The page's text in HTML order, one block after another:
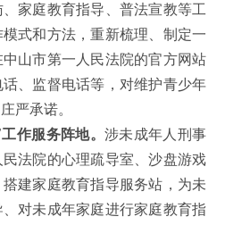
家庭教育指导、普法宣教等工
式和方法，重新梳理、制定一
山市第一人民法院的官方网站
、监督电话等，对维护青少年
严承诺。
作服务阵地。 涉未成年人刑事
法院的心理疏导室、沙盘游戏
建家庭教育指导服务站，为未
对未成年家庭进行家庭教育指